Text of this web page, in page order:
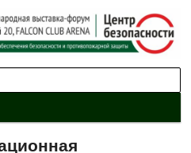
выставка-
безопасности»
для обеспечения безопасности и
июня 2025, Минск, пр. Победителей,
содержимому